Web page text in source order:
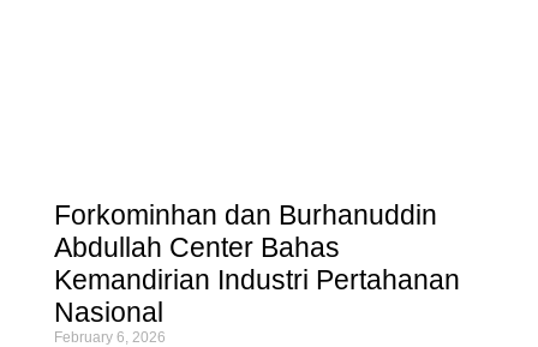
Forkominhan dan Burhanuddin
Abdullah Center Bahas
Kemandirian Industri Pertahanan
Nasional
February 6, 2026